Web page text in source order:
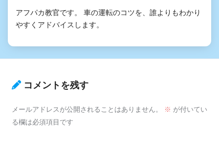
アフパカ教官です。 車の運転のコツを、誰よりもわかり
やすくアドバイスします。
コメントを残す
メールアドレスが公開されることはありません。 ※ が付いてい
る欄は必須項目です